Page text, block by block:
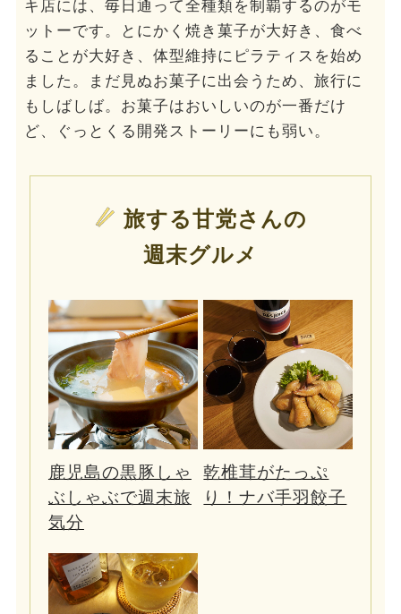
キ店には、毎日通って全種類を制覇するのがモ
ットーです。とにかく焼き菓子が大好き、食べ
ることが大好き、体型維持にピラティスを始め
ました。まだ見ぬお菓子に出会うため、旅行に
もしばしば。お菓子はおいしいのが一番だけ
ど、ぐっとくる開発ストーリーにも弱い。
旅する甘党さんの
週末グルメ
鹿児島の黒豚しゃ
ぶしゃぶで週末旅
気分
乾椎茸がたっぷ
り！ナバ手羽餃子